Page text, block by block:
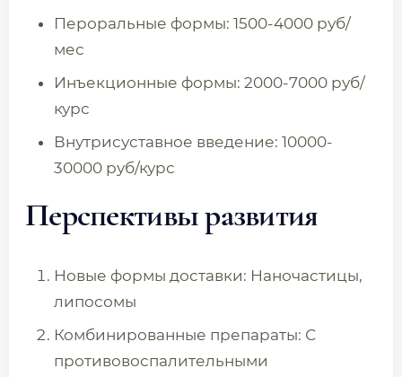
Пероральные формы: 1500-4000 руб/
мес
Инъекционные формы: 2000-7000 руб/
курс
Внутрисуставное введение: 10000-
30000 руб/курс
Перспективы развития
Новые формы доставки: Наночастицы,
липосомы
Комбинированные препараты: С
противовоспалительными